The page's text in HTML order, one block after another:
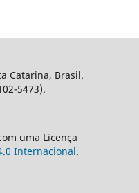
Catarina, Brasil.
5473).
uma Licença
Internacional.